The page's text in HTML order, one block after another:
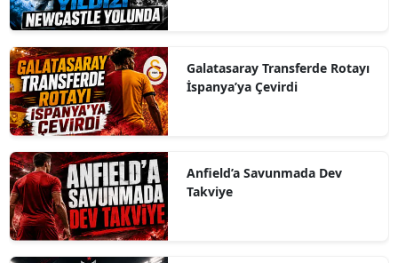
Galatasaray Transferde Rotayı
İspanya’ya Çevirdi
Anfield’a Savunmada Dev
Takviye